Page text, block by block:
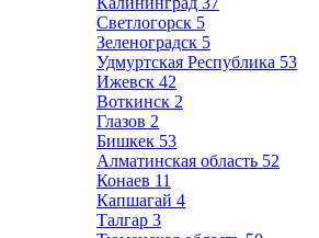
Светлогорск 5
Зеленоградск 5
Удмуртская Республика 53
Ижевск 42
Воткинск 2
Глазов 2
Бишкек 53
Алматинская область 52
Конаев 11
Капшагай 4
Талгар 3